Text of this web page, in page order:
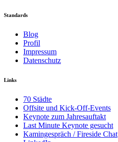
Standards
Blog
Profil
Impressum
Datenschutz
Links
70 Städte
Offsite und Kick-Off-Events
Keynote zum Jahresauftakt
Last Minute Keynote gesucht
Kamingespräch / Fireside Chat